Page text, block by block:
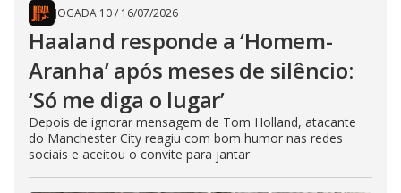
JOGADA 10/ 16/07/2026
Haaland responde a ‘Homem-
Aranha’ após meses de silêncio:
‘Só me diga o lugar’
Depois de ignorar mensagem de Tom Holland, atacante
do Manchester City reagiu com bom humor nas redes
sociais e aceitou o convite para jantar